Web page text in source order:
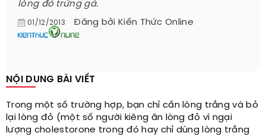
lòng đỏ trứng gà.
01/12/2013 Đăng bởi Kiến Thức Online
NỘI DUNG BÀI VIẾT
Trong một số trường hợp, bạn chỉ cần lòng trắng và bỏ
lại lòng đỏ (một số người kiêng ăn lòng đỏ vì ngại
lượng cholestorone trong đó hay chỉ dùng lòng trắng